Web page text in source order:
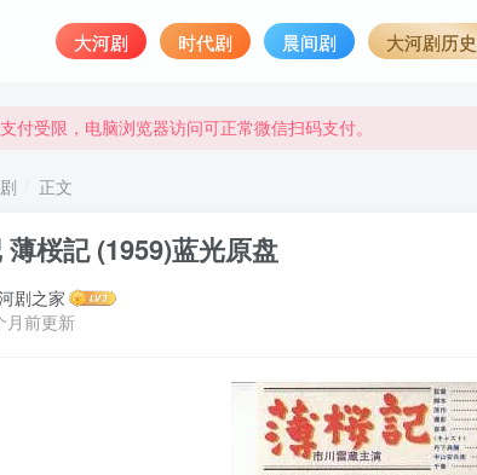
大河剧 时代剧 晨间剧 大河剧历史
付受限，电脑浏览器访问可正常微信扫码支付。
付受限，电脑浏览器访问可正常微信扫码支付。
正文
薄桜記 (1959)蓝光原盘
剧之家
月前更新